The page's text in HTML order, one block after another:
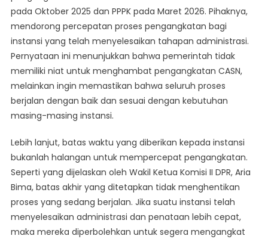
pada Oktober 2025 dan PPPK pada Maret 2026. Pihaknya,
mendorong percepatan proses pengangkatan bagi
instansi yang telah menyelesaikan tahapan administrasi.
Pernyataan ini menunjukkan bahwa pemerintah tidak
memiliki niat untuk menghambat pengangkatan CASN,
melainkan ingin memastikan bahwa seluruh proses
berjalan dengan baik dan sesuai dengan kebutuhan
masing-masing instansi.
Lebih lanjut, batas waktu yang diberikan kepada instansi
bukanlah halangan untuk mempercepat pengangkatan.
Seperti yang dijelaskan oleh Wakil Ketua Komisi II DPR, Aria
Bima, batas akhir yang ditetapkan tidak menghentikan
proses yang sedang berjalan. Jika suatu instansi telah
menyelesaikan administrasi dan penataan lebih cepat,
maka mereka diperbolehkan untuk segera mengangkat